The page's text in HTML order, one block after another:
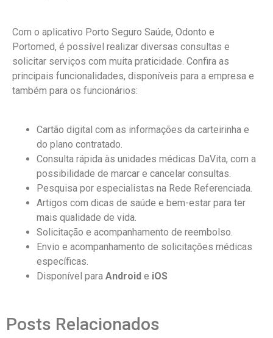
Com o aplicativo Porto Seguro Saúde, Odonto e
Portomed, é possível realizar diversas consultas e
solicitar serviços com muita praticidade. Confira as
principais funcionalidades, disponíveis para a empresa e
também para os funcionários:
Cartão digital com as informações da carteirinha e
do plano contratado.
Consulta rápida às unidades médicas DaVita, com a
possibilidade de marcar e cancelar consultas.
Pesquisa por especialistas na Rede Referenciada.
Artigos com dicas de saúde e bem-estar para ter
mais qualidade de vida.
Solicitação e acompanhamento de reembolso.
Envio e acompanhamento de solicitações médicas
específicas.
Disponível para Android e iOS
Posts Relacionados